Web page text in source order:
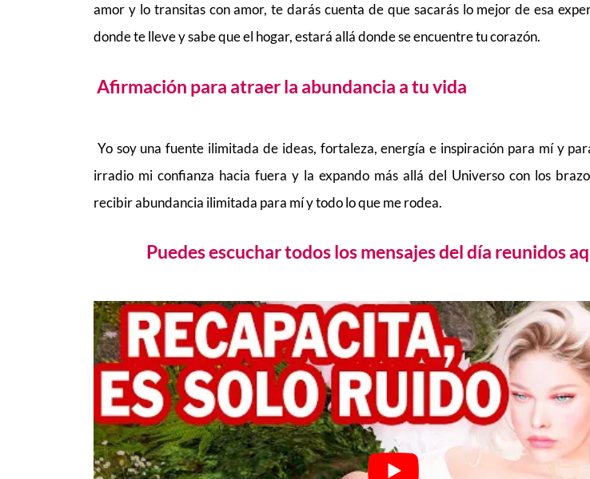
amor y lo transitas con amor, te darás cuenta de que sacarás lo mejor de esa
donde te lleve y sabe que el hogar, estará allá donde se encuentre tu corazón.
Afirmación para atraer la abundancia a tu vida
Yo soy una fuente ilimitada de ideas, fortaleza, energía e inspiración para mí y
irradio mi confianza hacia fuera y la expando más allá del Universo con los
recibir abundancia ilimitada para mí y todo lo que me rodea.
Puedes escuchar todos los mensajes del día reunidos